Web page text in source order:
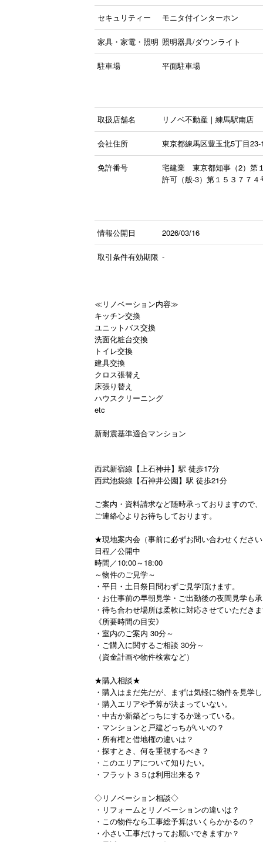
セキュリティー モニタ付インターホン
家具・家電・照明 照明器具/ダウンライト
駐車場 平面駐車場
取扱店舗名 リノベ不動産｜練馬駅南店
会社住所 東京都練馬区豊玉北5丁目
免許番号
宅建業 東京都知事（2）第
許可（般-3）第１５３７７４
情報公開日 2026/03/16
取引条件有効期限 -
≪リノベーション内容≫
キッチン交換
ユニットバス交換
洗面化粧台交換
トイレ交換
建具交換
クロス張替え
床張り替え
ハウスクリーニング
etc
新耐震基準適合マンション
西武新宿線【上石神井】駅 徒歩17分
西武池袋線【石神井公園】駅 徒歩21分
ご案内・資料請求など随時承っておりますので
ご連絡心よりお待ちしております。
★現地案内会（事前に必ずお問い合わせくださ
日程／公開中
時間／10:00～18:00
～物件のご見学～
・平日・土日祭日問わずご見学頂けます。
・お仕事前の早朝見学・ご出勤後の夜間見学も
・待ち合わせ場所は柔軟に対応させていただき
《所要時間の目安》
・室内のご案内 30分～
・ご購入に関するご相談 30分～
（資金計画や物件検索など）
★購入相談★
・購入はまだ先だが、まずは気軽に物件を見学
・購入エリアや予算が決まっていない。
・中古か新築どっちにするか迷っている。
・マンションと戸建どっちがいいの？
・所有権と借地権の違いは？
・探すとき、何を重視するべき？
・このエリアについて知りたい。
・フラット３５は利用出来る？
◇リノベーション相談◇
・リフォームとリノベーションの違いは？
・この物件なら工事総予算はいくらかかるの？
・小さい工事だけってお願いできますか？